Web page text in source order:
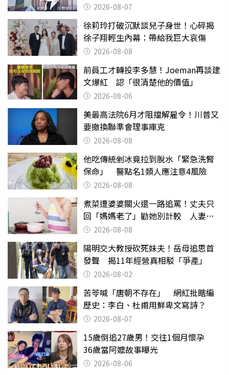
2026-08-07
徐莉玲打破沉默談兒子身世！心碎揭
徐子翔輕生內幕：帶給我巨大哀傷
2026-08-08
前員工才轉投李多慧！Joeman再談建
文爆紅 認「很清楚他的價值」
2026-08-06
美最高法院6月才阻擋解雇令！川普又
要撤換聯準會理事庫克
2026-08-08
他吃傳統剉冰竟拉到脫水「緊急洗腎
保命」 醫點名1類人應注意4風險
2026-08-08
煮菜遭婆婆關火還一路追罵！丈夫只
回「媽媽老了」勸她別計較 人妻超
崩潰：我像台傭
2026-08-08
陽明交大教授砍死妹夫！岳母追思首
發聲 揭11年經營真相駁「爭產」
2026-08-02
苦苓喊「唐朝不存在」 網紅批瞎編
歷史：李白、杜甫用鮮卑文寫詩？
2026-08-07
15歲倒追27歲男！交往1個月懷孕
36歲當阿嬤故事曝光
2026-08-06